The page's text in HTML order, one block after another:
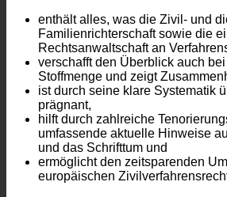
enthält alles, was die Zivil- und
Familienrichterschaft sowie die
Rechtsanwaltschaft an
verschafft den Überblick auch
Stoffmenge und zeigt
ist durch seine klare Systematik
prägnant,
hilft durch zahlreiche
umfassende aktuelle Hinweise
und das Schrifttum und
ermöglicht den zeitsparenden
europäischen